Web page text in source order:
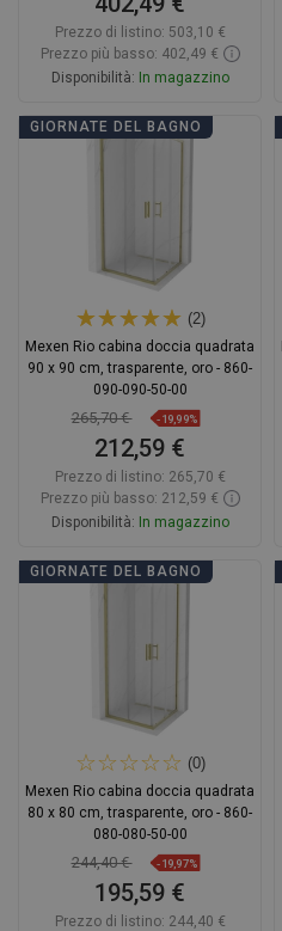
Prezzo di listino: 503,10 €
Prezzo più basso: 402,49 €
Disponibilità: In magazzino
Aggiungi al carrello
GIORNATE DEL BAGNO
(2)
Mexen Rio cabina doccia quadrata
90 x 90 cm, trasparente, oro - 860-
090-090-50-00
265,70 € -19,99%
212,59 €
Prezzo di listino: 265,70 €
Prezzo più basso: 212,59 €
Disponibilità: In magazzino
Aggiungi al carrello
GIORNATE DEL BAGNO
(0)
Mexen Rio cabina doccia quadrata
80 x 80 cm, trasparente, oro - 860-
080-080-50-00
244,40 € -19,97%
195,59 €
Prezzo di listino: 244,40 €